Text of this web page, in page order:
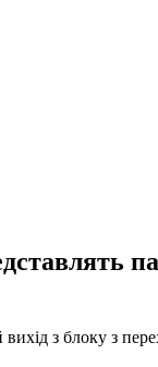
з блоку з